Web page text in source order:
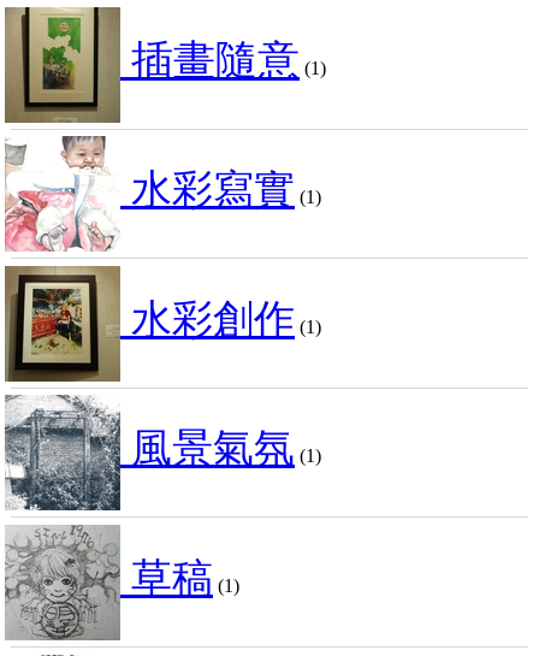
插畫隨意 (1)
水彩寫實 (1)
水彩創作 (1)
風景氣氛 (1)
草稿 (1)